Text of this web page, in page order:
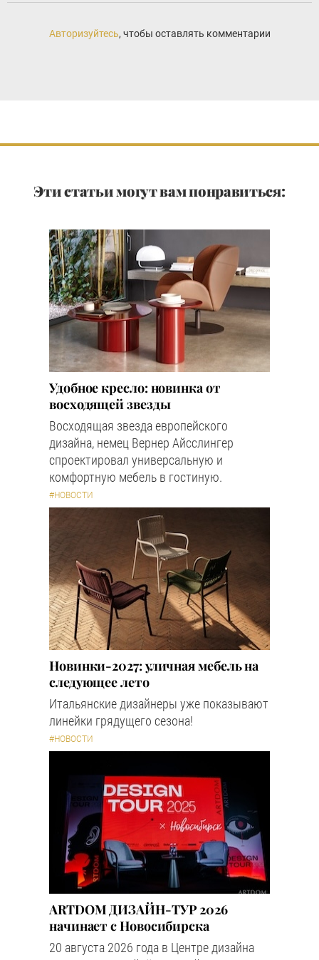
Авторизуйтесь, чтобы оставлять комментарии
Эти статьи могут вам понравиться:
Удобное кресло: новинка от
восходящей звезды
Восходящая звезда европейского
дизайна, немец Вернер Айсслингер
спроектировал универсальную и
комфортную мебель в гостиную.
#НОВОСТИ
Новинки-2027: уличная мебель на
следующее лето
Итальянские дизайнеры уже показывают
линейки грядущего сезона!
#НОВОСТИ
ARTDOM ДИЗАЙН-ТУР 2026
начинает с Новосибирска
20 августа 2026 года в Центре дизайна